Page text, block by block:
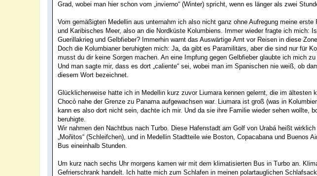
Grad, wobei man hier schon vom „invierno“ (Winter) spricht, wenn es länger als zwei
Vom gemäßigten Medellin aus unternahm ich also nicht ganz ohne Aufregung meine
und Karibisches Meer, also an die Nordküste Kolumbiens. Immer wieder fragte ich mich:
Guerillakrieg und Gelbfieber? Immerhin warnt das Auswärtige Amt vor Reisen in diese
Doch die Kolumbianer beruhigten mich: Ja, da gibt es Paramilitärs, aber die sind nur für
musst du dir keine Sorgen machen. An eine Impfung gegen Gelbfieber glaubte ich mich
Und man sagte mir, dass es dort „caliente“ sei, wobei man im Spanischen nie weiß, ob
diesem Wort bezeichnet.
Glücklicherweise hatte ich in Medellin kurz zuvor Liumara kennen gelernt, die im ältesten
Chocó nahe der Grenze zu Panama aufgewachsen war. Liumara ist groß (was in
kann es also dort nicht sein, dachte ich mir. Und da sie ihre Familie wieder sehen wollte,
beruhigte.
Wir nahmen den Nachtbus nach Turbo. Diese Hafenstadt am Golf von Urabá heißt
„Moñitos“ (Schleifchen), und in Medellin Stadtteile wie Boston, Copacabana und Buenos
Bus eineinhalb Stunden.
Um kurz nach sechs Uhr morgens kamen wir mit dem klimatisierten Bus in Turbo an.
Gefrierschrank handelt. Ich hatte mich zum Schlafen in meinen polartauglichen